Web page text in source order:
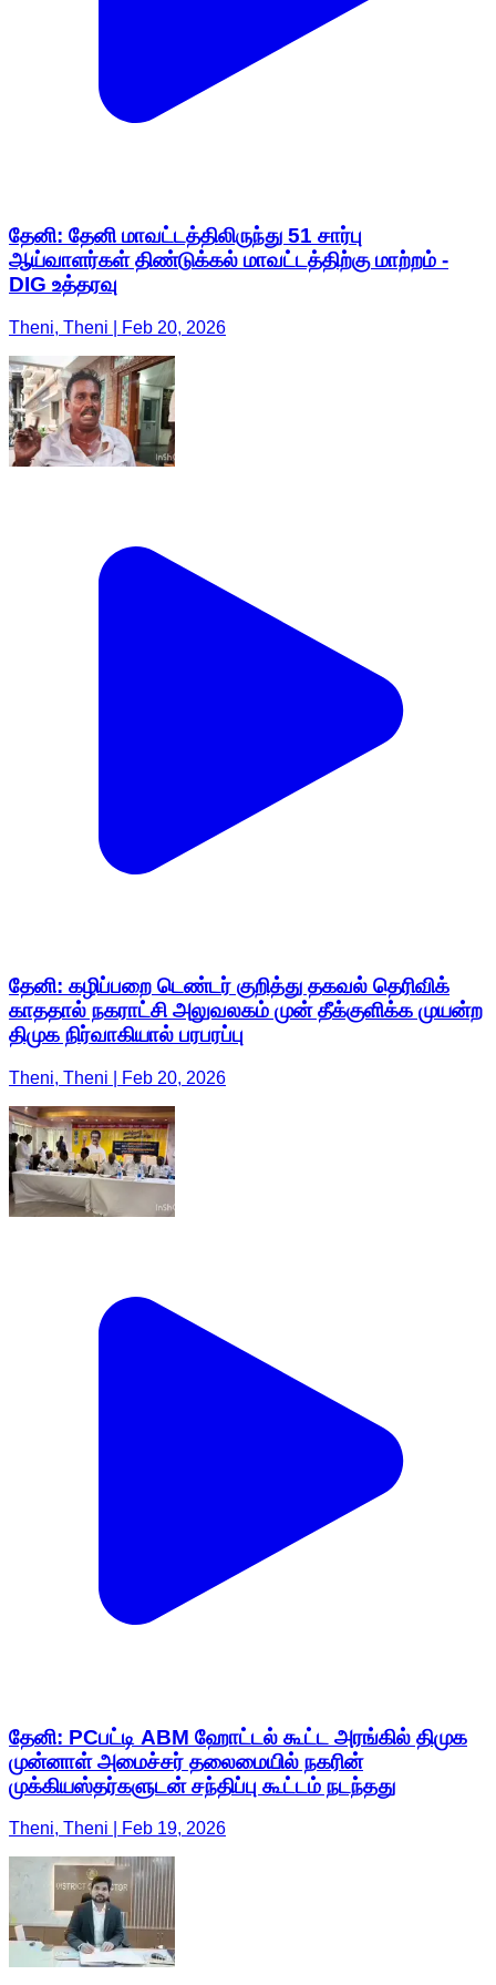
தேனி: தேனி மாவட்டத்திலிருந்து 51 சார்பு
ஆய்வாளர்கள் திண்டுக்கல் மாவட்டத்திற்கு மாற்றம் -
DIG உத்தரவு
Theni, Theni | Feb 20, 2026
தேனி: கழிப்பறை டெண்டர் குறித்து தகவல் தெரிவிக்
காததால் நகராட்சி அலுவலகம் முன் தீக்குளிக்க முயன்ற
திமுக நிர்வாகியால் பரபரப்பு
Theni, Theni | Feb 20, 2026
தேனி: PCபட்டி ABM ஹோட்டல் கூட்ட அரங்கில் திமுக
முன்னாள் அமைச்சர் தலைமையில் நகரின்
முக்கியஸ்தர்களுடன் சந்திப்பு கூட்டம் நடந்தது
Theni, Theni | Feb 19, 2026